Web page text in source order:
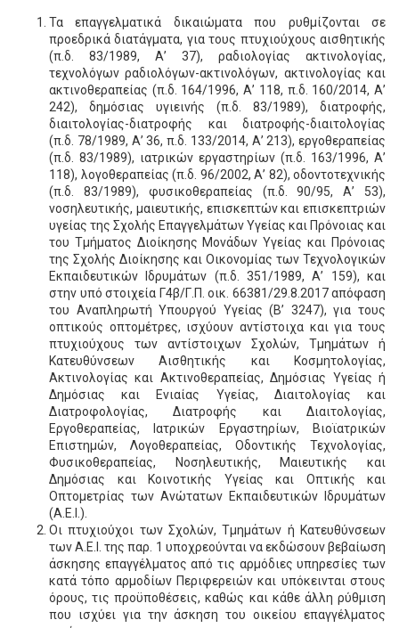
Τα επαγγελματικά δικαιώματα που ρυθμίζονται σε
προεδρικά διατάγματα, για τους πτυχιούχους αισθητικής
(π.δ. 83/1989, Α’ 37), ραδιολογίας ακτινολογίας,
τεχνολόγων ραδιολόγων-ακτινολόγων, ακτινολογίας και
ακτινοθεραπείας (π.δ. 164/1996, Α’ 118, π.δ. 160/2014, Α’
242), δημόσιας υγιεινής (π.δ. 83/1989), διατροφής,
διαιτολογίας-διατροφής και διατροφής-διαιτολογίας
(π.δ. 78/1989, Α’ 36, π.δ. 133/2014, Α’ 213), εργοθεραπείας
(π.δ. 83/1989), ιατρικών εργαστηρίων (π.δ. 163/1996, Α’
118), λογοθεραπείας (π.δ. 96/2002, Α’ 82), οδοντοτεχνικής
(π.δ. 83/1989), φυσικοθεραπείας (π.δ. 90/95, Α’ 53),
νοσηλευτικής, μαιευτικής, επισκεπτών και επισκεπτριών
υγείας της Σχολής Επαγγελμάτων Υγείας και Πρόνοιας και
του Τμήματος Διοίκησης Μονάδων Υγείας και Πρόνοιας
της Σχολής Διοίκησης και Οικονομίας των Τεχνολογικών
Εκπαιδευτικών Ιδρυμάτων (π.δ. 351/1989, Α’ 159), και
στην υπό στοιχεία Γ4β/Γ.Π. οικ. 66381/29.8.2017 απόφαση
του Αναπληρωτή Υπουργού Υγείας (Β’ 3247), για τους
οπτικούς οπτομέτρες, ισχύουν αντίστοιχα και για τους
πτυχιούχους των αντίστοιχων Σχολών, Τμημάτων ή
Κατευθύνσεων Αισθητικής και Κοσμητολογίας,
Ακτινολογίας και Ακτινοθεραπείας, Δημόσιας Υγείας ή
Δημόσιας και Ενιαίας Υγείας, Διαιτολογίας και
Διατροφολογίας, Διατροφής και Διαιτολογίας,
Εργοθεραπείας, Ιατρικών Εργαστηρίων, Βιοϊατρικών
Επιστημών, Λογοθεραπείας, Οδοντικής Τεχνολογίας,
Φυσικοθεραπείας, Νοσηλευτικής, Μαιευτικής και
Δημόσιας και Κοινοτικής Υγείας και Οπτικής και
Οπτομετρίας των Ανώτατων Εκπαιδευτικών Ιδρυμάτων
(Α.Ε.Ι.).
Οι πτυχιούχοι των Σχολών, Τμημάτων ή Κατευθύνσεων
των Α.Ε.Ι. της παρ. 1 υποχρεούνται να εκδώσουν βεβαίωση
άσκησης επαγγέλματος από τις αρμόδιες υπηρεσίες των
κατά τόπο αρμοδίων Περιφερειών και υπόκεινται στους
όρους, τις προϋποθέσεις, καθώς και κάθε άλλη ρύθμιση
που ισχύει για την άσκηση του οικείου επαγγέλματος